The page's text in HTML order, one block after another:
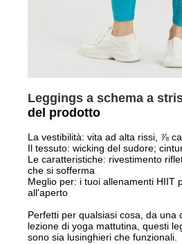
Leggings a schema a
del prodotto
La vestibilità: vita ad alta rissi, ⅞
Il tessuto: wicking del sudore;
Le caratteristiche: rivestimento
che si sofferma
Meglio per: i tuoi allenamenti HIIT
all'aperto
Perfetti per qualsiasi cosa, da una
lezione di yoga mattutina, questi
sono sia lusinghieri che funzionali.